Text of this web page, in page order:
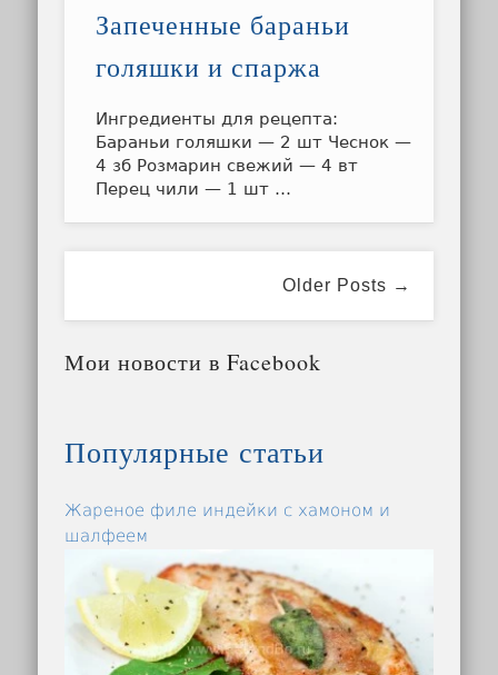
Запеченные бараньи
голяшки и спаржа
Ингредиенты для рецепта:
Бараньи голяшки — 2 шт Чеснок —
4 зб Розмарин свежий — 4 вт
Перец чили — 1 шт …
Older Posts →
Мои новости в Facebook
Популярные статьи
Жареное филе индейки с хамоном и
шалфеем